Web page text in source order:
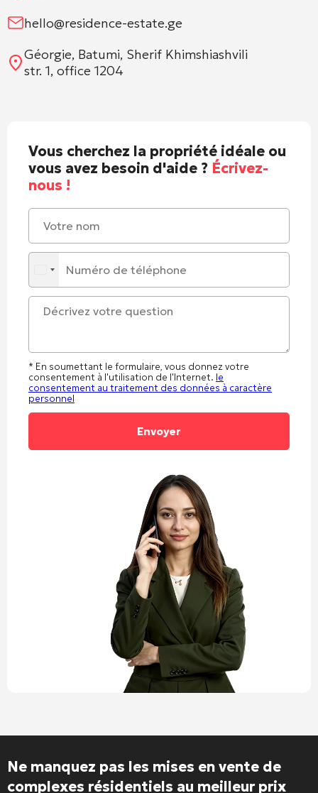
hello@residence-estate.ge
Géorgie, Batumi, Sherif Khimshiashvili
str. 1, office 1204
Vous cherchez la propriété idéale ou
vous avez besoin d'aide ? Écrivez-
nous !
* En soumettant le formulaire, vous donnez votre
consentement à l'utilisation de l'Internet. le
consentement au traitement des données à caractère
personnel
Ne manquez pas les mises en vente de
complexes résidentiels au meilleur prix